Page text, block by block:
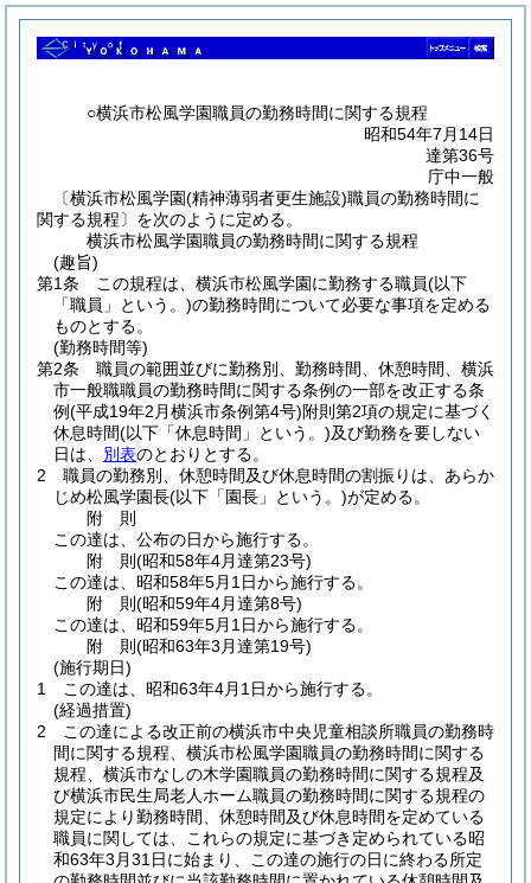
○横浜市松風学園職員の勤務時間に関する規程
昭和54年7月14日
達第36号
庁中一般
〔横浜市松風学園(精神薄弱者更生施設)職員の勤務時間に
関する規程〕を次のように定める。
横浜市松風学園職員の勤務時間に関する規程
(趣旨)
第1条
この規程は、横浜市松風学園に勤務する職員(以下
「職員」という。)の勤務時間について必要な事項を定める
ものとする。
(勤務時間等)
第2条
職員の範囲並びに勤務別、勤務時間、休憩時間、横浜
市一般職職員の勤務時間に関する条例の一部を改正する条
例(平成19年2月横浜市条例第4号)附則第2項の規定に基づく
休息時間(以下「休息時間」という。)及び勤務を要しない
日は、 別表のとおりとする。
2
職員の勤務別、休憩時間及び休息時間の割振りは、あらか
じめ松風学園長(以下「園長」という。)が定める。
附 則
この達は、公布の日から施行する。
附 則(昭和58年4月達第23号)
この達は、昭和58年5月1日から施行する。
附 則(昭和59年4月達第8号)
この達は、昭和59年5月1日から施行する。
附 則(昭和63年3月達第19号)
(施行期日)
1
この達は、昭和63年4月1日から施行する。
(経過措置)
2
この達による改正前の横浜市中央児童相談所職員の勤務時
間に関する規程、横浜市松風学園職員の勤務時間に関する
規程、横浜市なしの木学園職員の勤務時間に関する規程及
び横浜市民生局老人ホーム職員の勤務時間に関する規程の
規定により勤務時間、休憩時間及び休息時間を定めている
職員に関しては、これらの規定に基づき定められている昭
和63年3月31日に始まり、この達の施行の日に終わる所定